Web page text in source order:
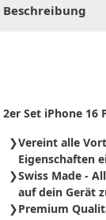
Beschreibung
2er Set iPhone 16
Vereint alle
Eigenschaften
Swiss Made -
auf dein Gerät
Premium